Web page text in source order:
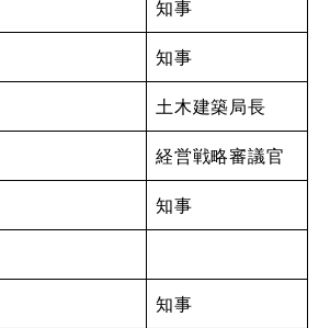
知事
知事
土木建築局長
経営戦略審議官
知事
知事